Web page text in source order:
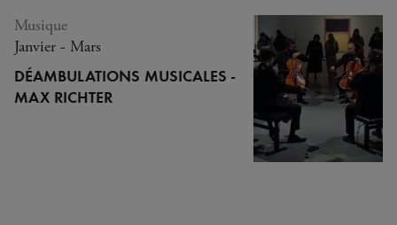
DÉAMBULATIONS MUSICALES -
MAX RICHTER
Musique
Janvier - Mars